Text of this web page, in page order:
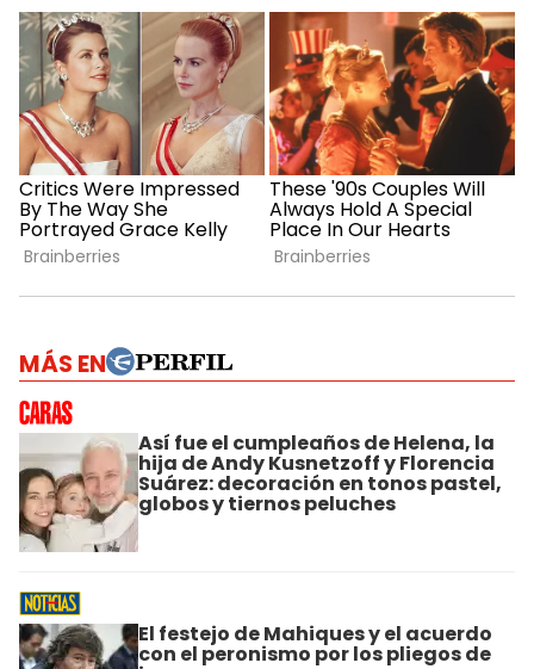
MÁS EN
Así fue el cumpleaños de Helena, la
hija de Andy Kusnetzoff y Florencia
Suárez: decoración en tonos pastel,
globos y tiernos peluches
El festejo de Mahiques y el acuerdo
con el peronismo por los pliegos de